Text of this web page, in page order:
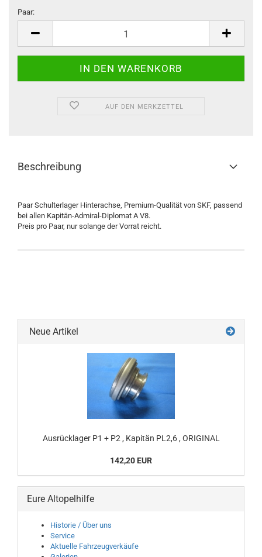
Paar:
AUF DEN MERKZETTEL
Beschreibung
Paar Schulterlager Hinterachse, Premium-Qualität von SKF, passend
bei allen Kapitän-Admiral-Diplomat A V8.
Preis pro Paar, nur solange der Vorrat reicht.
Neue Artikel
Ausrücklager P1 + P2 , Kapitän PL2,6 , ORIGINAL
142,20 EUR
Eure Altopelhilfe
Historie / Über uns
Service
Aktuelle Fahrzeugverkäufe